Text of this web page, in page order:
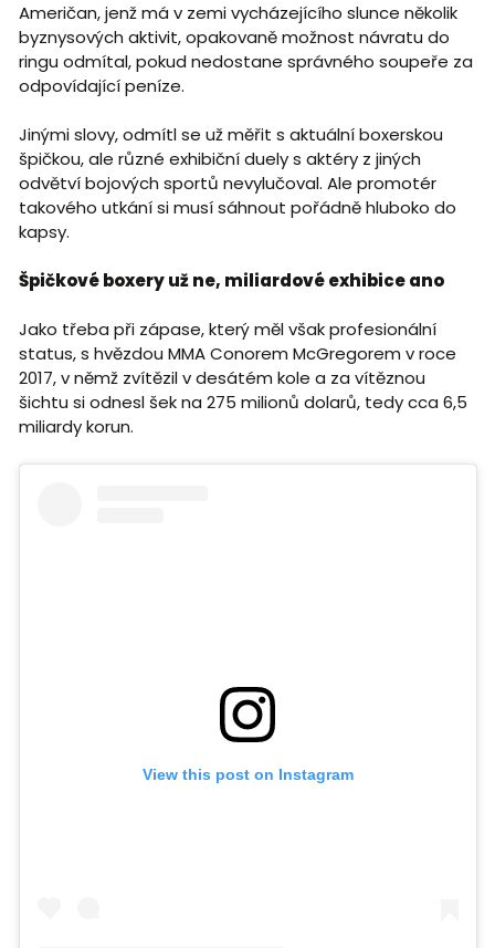
Američan, jenž má v zemi vycházejícího slunce několik
byznysových aktivit, opakovaně možnost návratu do
ringu odmítal, pokud nedostane správného soupeře za
odpovídající peníze.
Jinými slovy, odmítl se už měřit s aktuální boxerskou
špičkou, ale různé exhibiční duely s aktéry z jiných
odvětví bojových sportů nevylučoval. Ale promotér
takového utkání si musí sáhnout pořádně hluboko do
kapsy.
Špičkové boxery už ne, miliardové exhibice ano
Jako třeba při zápase, který měl však profesionální
status, s hvězdou MMA Conorem McGregorem v roce
2017, v němž zvítězil v desátém kole a za vítěznou
šichtu si odnesl šek na 275 milionů dolarů, tedy cca 6,5
miliardy korun.
View this post on Instagram